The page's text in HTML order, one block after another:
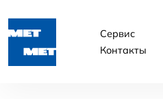
Сервис
Контакты